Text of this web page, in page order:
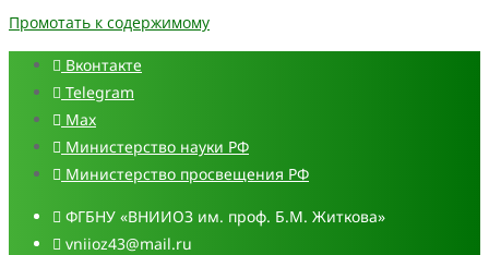
Промотать к содержимому
Вконтакте
Telegram
Max
Министерство науки РФ
Министерство просвещения РФ
ФГБНУ «ВНИИОЗ им. проф. Б.М. Житкова»
vniioz43@mail.ru